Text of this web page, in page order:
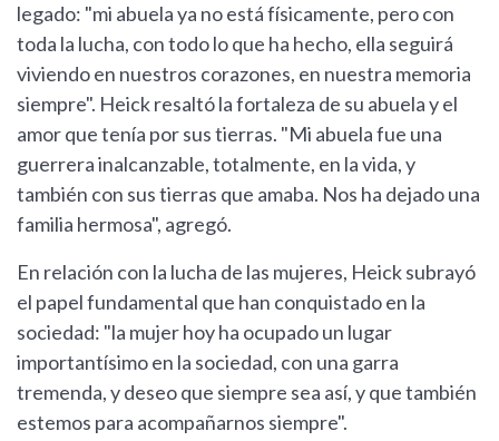
legado: "mi abuela ya no está físicamente, pero con
toda la lucha, con todo lo que ha hecho, ella seguirá
viviendo en nuestros corazones, en nuestra memoria
siempre". Heick resaltó la fortaleza de su abuela y el
amor que tenía por sus tierras. "Mi abuela fue una
guerrera inalcanzable, totalmente, en la vida, y
también con sus tierras que amaba. Nos ha dejado una
familia hermosa", agregó.
En relación con la lucha de las mujeres, Heick subrayó
el papel fundamental que han conquistado en la
sociedad: "la mujer hoy ha ocupado un lugar
importantísimo en la sociedad, con una garra
tremenda, y deseo que siempre sea así, y que también
estemos para acompañarnos siempre".